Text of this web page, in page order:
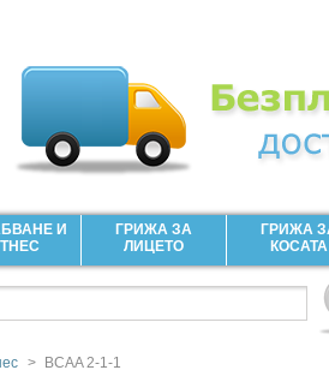
И
ГРИЖА ЗА
ЛИЦЕТО
ГРИЖА
КОСАТА
> BCAA 2-1-1